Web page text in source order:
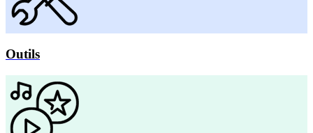
Outils